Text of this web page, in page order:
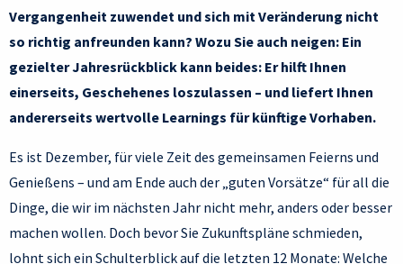
Vergangenheit zuwendet und sich mit Veränderung nicht
so richtig anfreunden kann? Wozu Sie auch neigen: Ein
gezielter Jahresrückblick kann beides: Er hilft Ihnen
einerseits, Geschehenes loszulassen – und liefert Ihnen
andererseits wertvolle Learnings für künftige Vorhaben.
Es ist Dezember, für viele Zeit des gemeinsamen Feierns und
Genießens – und am Ende auch der „guten Vorsätze“ für all die
Dinge, die wir im nächsten Jahr nicht mehr, anders oder besser
machen wollen. Doch bevor Sie Zukunftspläne schmieden,
lohnt sich ein Schulterblick auf die letzten 12 Monate: Welche